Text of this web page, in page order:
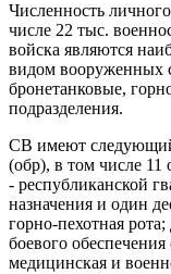
Численность
числе 22 тыс.
войска являются
видом вооруженных
бронетанковые,
подразделения.
СВ имеют следующий
(обр), в том числе
- республиканской
назначения и один
горно-пехотная
боевого
медицинская и